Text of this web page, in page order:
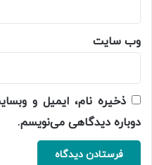
وب‌ سایت
ذخیره نام، ایمیل و
دوباره دیدگاهی می‌نویسم.